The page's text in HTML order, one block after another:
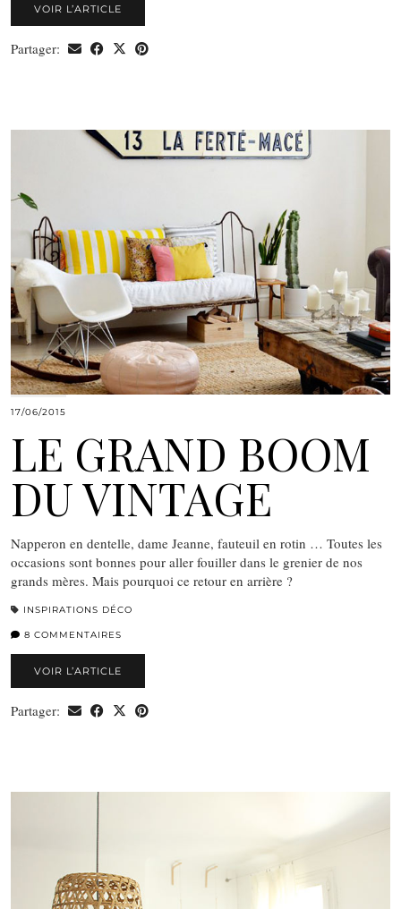
VOIR L’ARTICLE
Partager:
17/06/2015
LE GRAND BOOM
DU VINTAGE
Napperon en dentelle, dame Jeanne, fauteuil en rotin … Toutes les
occasions sont bonnes pour aller fouiller dans le grenier de nos
grands mères. Mais pourquoi ce retour en arrière ?
INSPIRATIONS DÉCO
8 COMMENTAIRES
VOIR L’ARTICLE
Partager: